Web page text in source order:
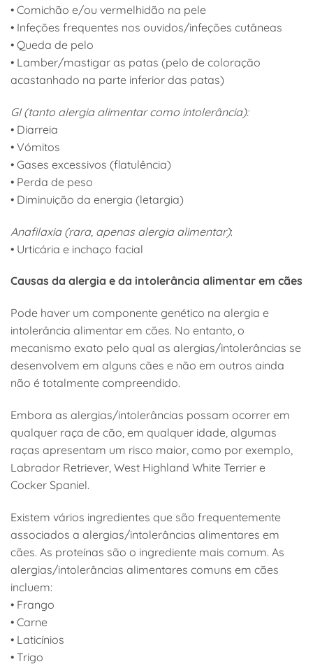
• Comichão e/ou vermelhidão na pele
• Infeções frequentes nos ouvidos/infeções cutâneas
• Queda de pelo
• Lamber/mastigar as patas (pelo de coloração
acastanhado na parte inferior das patas)
GI (tanto alergia alimentar como intolerância):
• Diarreia
• Vómitos
• Gases excessivos (flatulência)
• Perda de peso
• Diminuição da energia (letargia)
Anafilaxia (rara, apenas alergia alimentar):
• Urticária e inchaço facial
Causas da alergia e da intolerância alimentar em cães
Pode haver um componente genético na alergia e
intolerância alimentar em cães. No entanto, o
mecanismo exato pelo qual as alergias/intolerâncias se
desenvolvem em alguns cães e não em outros ainda
não é totalmente compreendido.
Embora as alergias/intolerâncias possam ocorrer em
qualquer raça de cão, em qualquer idade, algumas
raças apresentam um risco maior, como por exemplo,
Labrador Retriever, West Highland White Terrier e
Cocker Spaniel.
Existem vários ingredientes que são frequentemente
associados a alergias/intolerâncias alimentares em
cães. As proteínas são o ingrediente mais comum. As
alergias/intolerâncias alimentares comuns em cães
incluem:
• Frango
• Carne
• Laticínios
• Trigo